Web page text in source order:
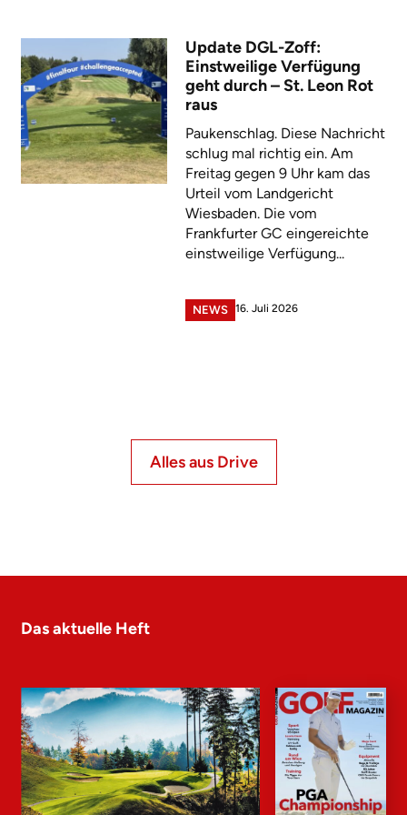
Update DGL-Zoff:
Einstweilige Verfügung
geht durch – St. Leon Rot
raus
Paukenschlag. Diese Nachricht
schlug mal richtig ein. Am
Freitag gegen 9 Uhr kam das
Urteil vom Landgericht
Wiesbaden. Die vom
Frankfurter GC eingereichte
einstweilige Verfügung...
NEWS 16. Juli 2026
Alles aus Drive
Das aktuelle Heft